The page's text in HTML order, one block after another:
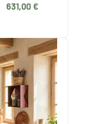
631,00 €